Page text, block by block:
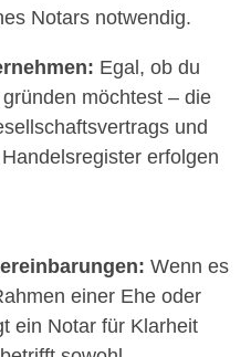
Notars notwendig.
Egal, ob du
möchtest – die
und
erfolgen
Wenn es
einer Ehe oder
ein Notar für Klarheit